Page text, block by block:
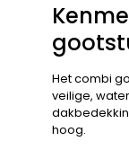
Het combi
veilige,
hoog.